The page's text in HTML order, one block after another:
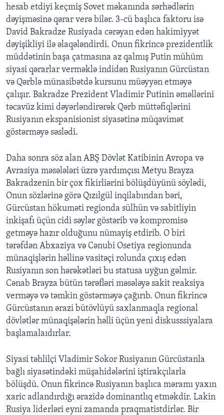
hesab etdiyi keçmiş Sovet məkanında sərhədlərin
dəyişməsinə qərar verə bilər. 3-cü başlıca faktoru isə
David Bakradze Rusiyada cərəyan edən hakimiyyət
dəyişikliyi ilə əlaqələndirdi. Onun fikrincə prezidentlik
müddətinin başa çatmasına az qalmış Putin mühüm
siyasi qərarlar verməklə indidən Rusiyanın Gürcüstan
və Qərblə münasibətdə kursunu müəyyən etməyə
çalışır. Bakradze Prezident Vladimir Putinin əməllərini
təcavüz kimi dəyərləndirərək Qərb müttəfiqlərini
Rusiyanın ekspanisionist siyasətinə müqavimət
göstərməyə səslədi.
Daha sonra söz alan ABŞ Dövlət Katibinin Avropa və
Avrasiya məsələləri üzrə yardımçısı Metyu Brayza
Bakradzenin bir çox fikirliərini bölüşdüyünü söylədi,
Onun sözlərinə görə Qızılgül inqilabından bəri,
Gürcüstan hökuməti regionda sülhün və sabitliyin
inkişafı üçün cidi səylər göstərib və kompromisə
getməyə hazır olduğunu nümayiş etdirib. O biri
tərəfdən Abxaziya və Cənubi Osetiya regionunda
münaqişlərin həllinə vasitəçi rolunda çıxış edən
Rusiyanın son hərəkətləri bu statusa uyğun gəlmir.
Cənab Brayza bütün tərəfləri məsələyə sakit reaksiya
verməyə və təmkin göstərməyə çağırıb. Onun fikrincə
Gürcüstanın ərazi bütövlüyü saxlanmaqla regional
dövlətlər münaqişələrin həlli üçün yeni diskusssiyalara
başlamalaıdırlar.
Siyasi təhlilçi Vladimir Sokor Rusiyanın Gürcüstanla
bağlı siyasətindəki müşahidələrini iştirakçılarla
bölüşdü. Onun fikrincə Rusiyanın başlıca məramı yaxın
xaric adlandırdığı ərazidə dominantlıq etməkdir. Lakin
Rusiya liderləri eyni zamanda praqmatistdirlər. Bir